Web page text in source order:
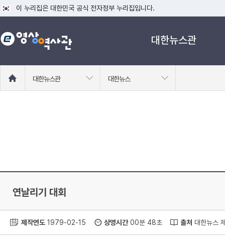
이 누리집은 대한민국 공식 전자정부 누리집입니다.
공식 누리집 주소 확인하기
go.kr 주소를 사용하는 누리집은 대한민국 정부기관이 관리하는 누리집입니
대한뉴스관
로
대한뉴스관 대한뉴스
연날리기 대회
제작연도 1979-02-15 상영시간00분 48초 출처 대한뉴스